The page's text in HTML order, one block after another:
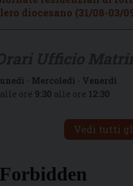
diocesano (31/08-03/
- Mercoledì - Venerdì
ore 9:30 alle ore 12:30
Vedi tutti